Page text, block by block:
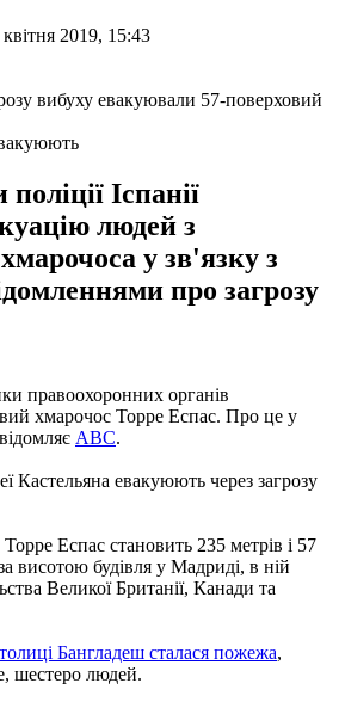
2019, 15:43
Іспанії
людей з
у зв'язку з
про загрозу
правоохоронних органів
хмарочос Торре Еспас. Про це у
ABC.
Кастельяна евакуюють через загрозу
Еспас становить 235 метрів і 57
висотою будівля у Мадриді, в ній
Великої Британії, Канади та
Бангладеш сталася пожежа,
шестеро людей.